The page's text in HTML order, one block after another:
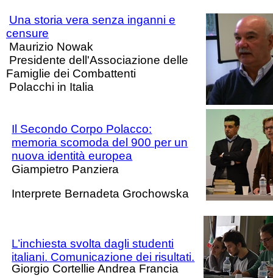
Una storia vera senza inganni e
censure
Maurizio Nowak
Presidente dell'Associazione delle
Famiglie dei Combattenti
Polacchi in Italia
Il Secondo Corpo Polacco:
memoria scomoda del 900 per un
nuova identità europea
Giampietro Panziera
Interprete Bernadeta Grochowska
L’inchiesta svolta dagli studenti
italiani. Comunicazione dei risultati.
Giorgio Cortellie Andrea Francia